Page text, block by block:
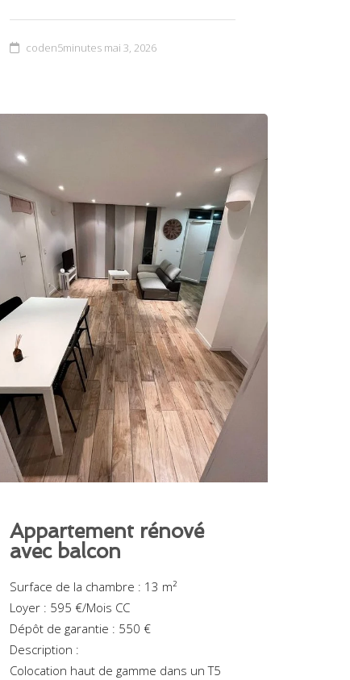
coden5minutes mai 3, 2026
Appartement rénové
avec balcon
Surface de la chambre : 13 m²
Loyer : 595 €/Mois CC
Dépôt de garantie : 550 €
Description :
Colocation haut de gamme dans un T5